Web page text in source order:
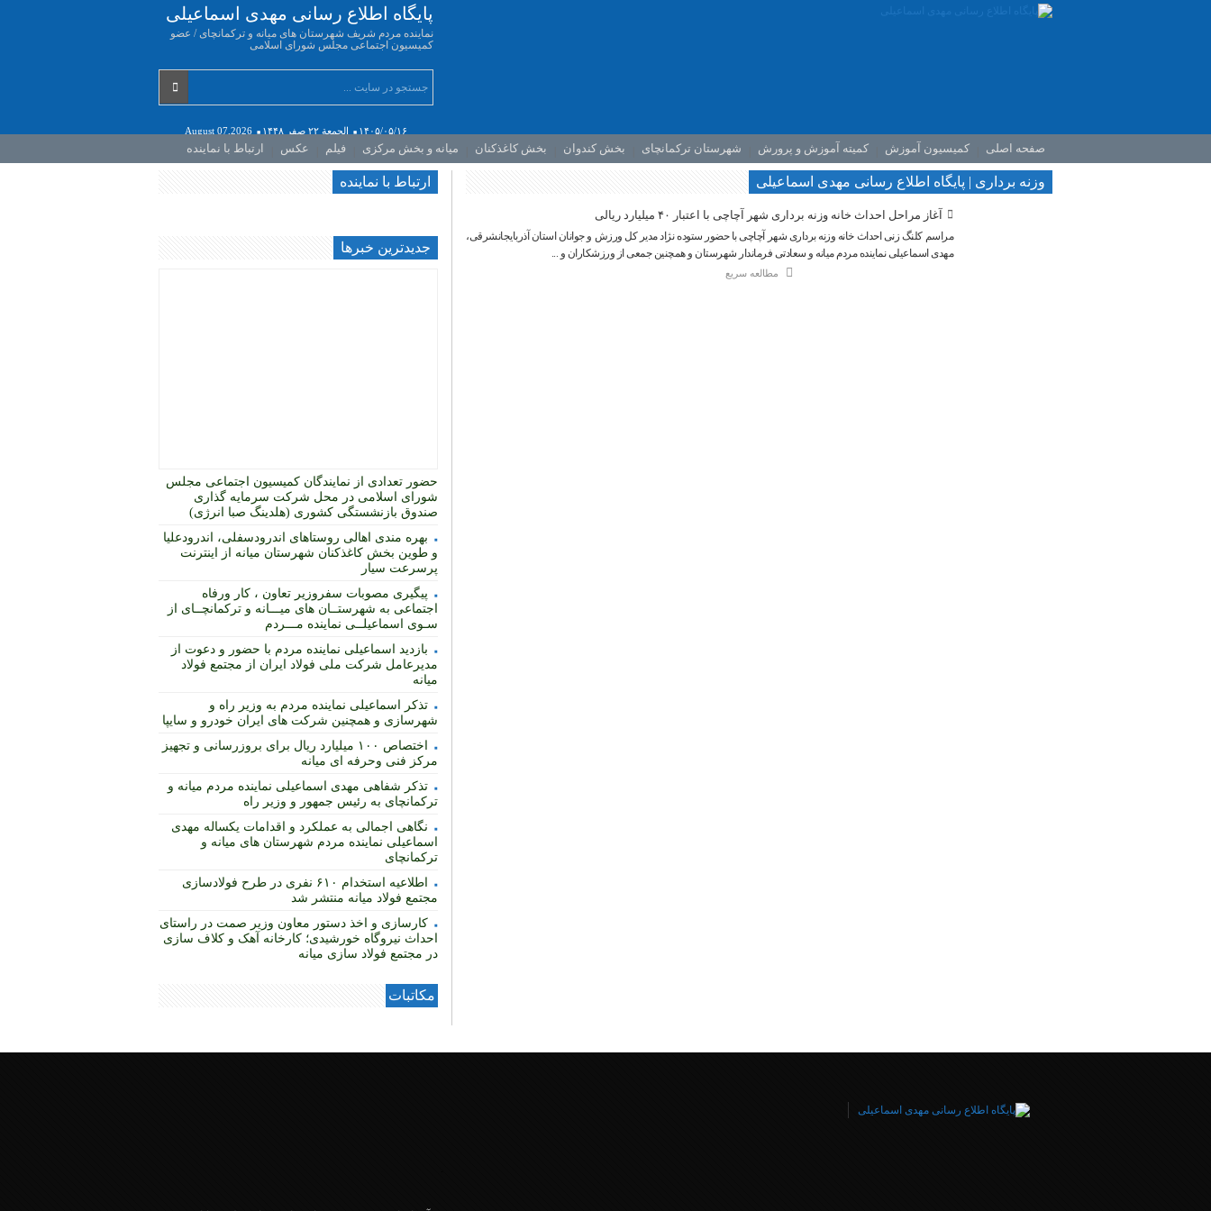
پایگاه اطلاع رسانی مهدی اسماعیلی
نماینده مردم شریف شهرستان های میانه و ترکمانچای / عضو
کمیسیون اجتماعی مجلس شورای اسلامی
۱۴۰۵/۰۵/۱۶ الجمعة ۲۲ صفر ۱۴۴۸ August 07,2026
صفحه اصلی کمیسیون آموزش کمیته آموزش و پرورش شهرستان ترکمانچای بخش کندوان بخش کاغذکنان میانه و بخش مرکزی فیلم عکس ارتباط با نماینده
وزنه برداری | پایگاه اطلاع رسانی مهدی اسماعیلی
آغاز مراحل احداث خانه وزنه برداری شهر آچاچی با اعتبار ۴۰ میلیارد ریالی
مراسم کلنگ زنی احداث خانه وزنه برداری شهر آچاچی با حضور ستوده نژاد مدیر کل ورزش و جوانان استان آذربایجانشرقی،
مهدی اسماعیلی نماینده مردم میانه و سعادتی فرماندار شهرستان و همچنین جمعی از ورزشکاران و ...
مطالعه سریع
ارتباط با نماینده
جديدترين خبرها
حضور تعدادی از نمایندگان کمیسیون اجتماعی مجلس
شورای اسلامی در محل شرکت سرمایه گذاری
صندوق بازنشستگی کشوری (هلدینگ صبا انرژی)
بهره مندی اهالی روستاهای اندرودسفلی، اندرودعلیا
و طوین بخش کاغذکنان شهرستان میانه از اینترنت
پرسرعت سیار
پیگیری مصوبات سفروزیر تعاون ، کار ورفاه
اجتماعی به شهرستــان های میـــانه و ترکمانچــای از
سـوی اسماعیلــی نماینده مـــردم
بازدید اسماعیلی نماینده مردم با حضور و دعوت از
مدیرعامل شرکت ملی فولاد ایران از مجتمع فولاد
میانه
تذکر اسماعیلی نماینده مردم به وزیر راه و
شهرسازی و همچنین شرکت های ایران خودرو و سایپا
اختصاص ۱۰۰ میلیارد ریال برای بروزرسانی و تجهیز
مرکز فنی وحرفه ای میانه
تذکر شفاهی مهدی اسماعیلی نماینده مردم میانه و
ترکمانچای به رئیس جمهور و وزیر راه
نگاهی اجمالی به عملکرد و اقدامات یکساله مهدی
اسماعیلی نماینده مردم شهرستان های میانه و
ترکمانچای
اطلاعیه استخدام ۶۱۰ نفری در طرح فولادسازی
مجتمع فولاد میانه منتشر شد
کارسازی و اخذ دستور معاون وزیر صمت در راستای
احداث نیروگاه خورشیدی؛ کارخانه آهک و کلاف سازی
در مجتمع فولاد سازی میانه
مکاتبات